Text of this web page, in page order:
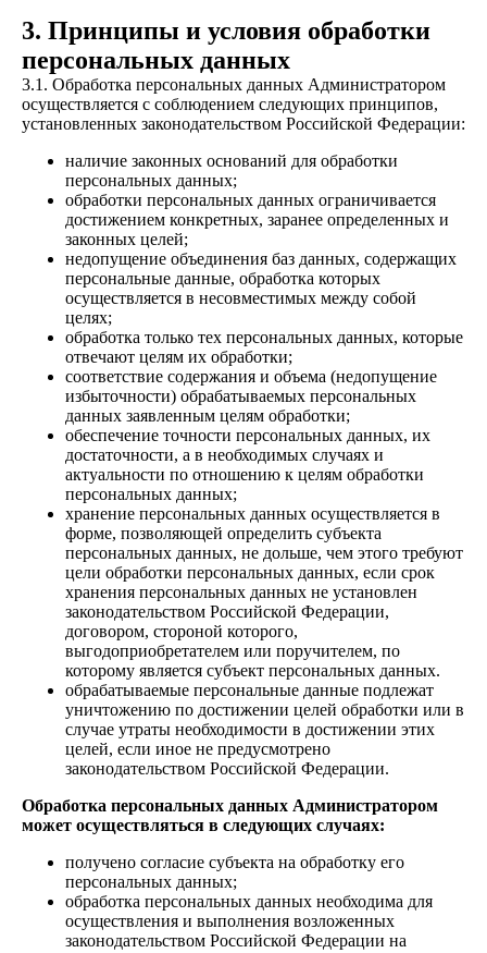
3. Принципы и условия обработки
персональных данных
3.1. Обработка персональных данных Администратором
осуществляется с соблюдением следующих принципов,
установленных законодательством Российской Федерации:
наличие законных оснований для обработки
персональных данных;
обработки персональных данных ограничивается
достижением конкретных, заранее определенных и
законных целей;
недопущение объединения баз данных, содержащих
персональные данные, обработка которых
осуществляется в несовместимых между собой
целях;
обработка только тех персональных данных, которые
отвечают целям их обработки;
соответствие содержания и объема (недопущение
избыточности) обрабатываемых персональных
данных заявленным целям обработки;
обеспечение точности персональных данных, их
достаточности, а в необходимых случаях и
актуальности по отношению к целям обработки
персональных данных;
хранение персональных данных осуществляется в
форме, позволяющей определить субъекта
персональных данных, не дольше, чем этого требуют
цели обработки персональных данных, если срок
хранения персональных данных не установлен
законодательством Российской Федерации,
договором, стороной которого,
выгодоприобретателем или поручителем, по
которому является субъект персональных данных.
обрабатываемые персональные данные подлежат
уничтожению по достижении целей обработки или в
случае утраты необходимости в достижении этих
целей, если иное не предусмотрено
законодательством Российской Федерации.
Обработка персональных данных Администратором
может осуществляться в следующих случаях:
получено согласие субъекта на обработку его
персональных данных;
обработка персональных данных необходима для
осуществления и выполнения возложенных
законодательством Российской Федерации на